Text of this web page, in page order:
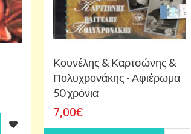
Κουνέλης & Καρτσώνης &
Πολυχρονάκης - Αφιέρωμα
50 χρόνια
7,00€